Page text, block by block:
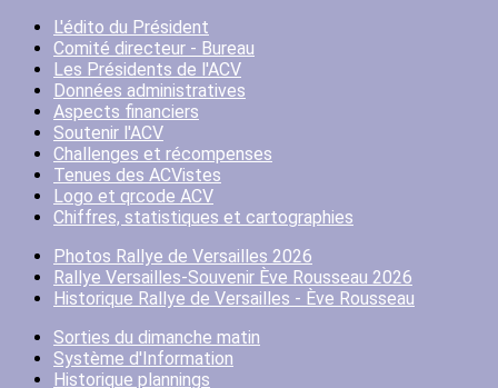
L'édito du Président
Comité directeur - Bureau
Les Présidents de l'ACV
Données administratives
Aspects financiers
Soutenir l'ACV
Challenges et récompenses
Tenues des ACVistes
Logo et qrcode ACV
Chiffres, statistiques et cartographies
Photos Rallye de Versailles 2026
Rallye Versailles-Souvenir Ève Rousseau 2026
Historique Rallye de Versailles - Ève Rousseau
Sorties du dimanche matin
Système d'Information
Historique plannings